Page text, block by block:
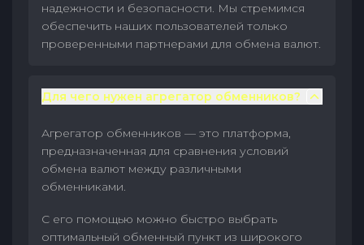
надежности и безопасности. Мы стремимся
обеспечить наших пользователей только
проверенными партнерами для обмена валют.
Для чего нужен агрегатор обменников?
Агрегатор обменников — это платформа,
предназначенная для сравнения условий
обмена валют между различными
обменниками.
С его помощью можно быстро выбрать
оптимальный обменный пункт из широкого